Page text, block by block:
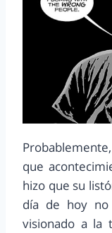
que
hizo que su
día de hoy
visionado a la